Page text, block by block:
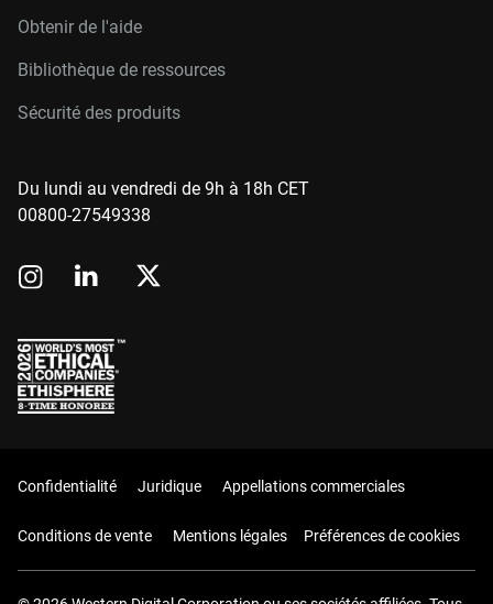
Obtenir de l'aide
Bibliothèque de ressources
Sécurité des produits
Du lundi au vendredi de 9h à 18h CET
00800-27549338
Confidentialité Juridique Appellations commerciales
Conditions de vente Mentions légales Préférences de cookies